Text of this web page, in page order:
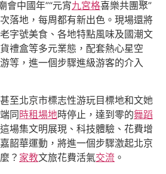
會中國年”“元宵九宮格喜樂共團聚”
落地，每周都有新出色。現場還將
字號美食、各地特點風味及國潮文
禮盒等多元業態，配套熱心星空
等，進一個步驟進級游客的介入
至北京市標志性游玩目標地和文她
同時租場地時停止，達到零的舞蹈
場集文明展現、科技體驗、花費增
韶華運動，將進一個步驟激起北京
？ 家教文旅花費活氣交流 。